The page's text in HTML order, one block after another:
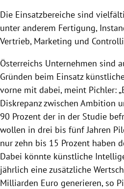
Die Einsatzbereiche sind
unter anderem Fertigung,
Vertrieb, Marketing und
Österreichs Unternehmen sind
Gründen beim Einsatz
vorne mit dabei, meint Pichler:
Diskrepanz zwischen Ambition
90 Prozent der in der Studie
wollen in drei bis fünf Jahren
nur zehn bis 15 Prozent haben
Dabei könnte künstliche
jährlich eine zusätzliche
Milliarden Euro generieren, so